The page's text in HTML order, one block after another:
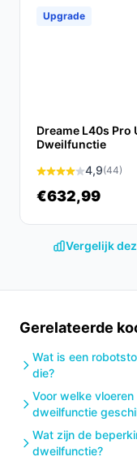
huishouden.
Ontdek alle
Upgrade
Dreame L40s
Dweilfunctie
4,9(44)
€632,99
Vergelijk
Gerelateerde
Wat is een
die?
Voor welke
dweilfunctie
Wat zijn de
dweilfunctie?